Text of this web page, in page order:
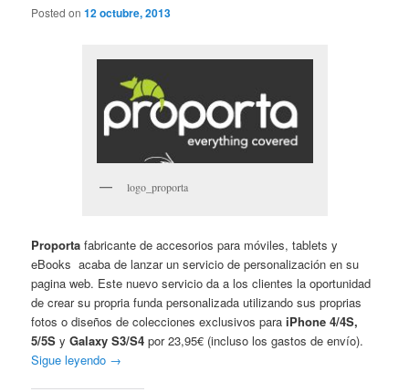
Posted on12 octubre, 2013
logo_proporta
Proporta fabricante de accesorios para móviles, tablets y
eBooks acaba de lanzar un servicio de personalización en su
pagina web. Este nuevo servicio da a los clientes la oportunidad
de crear su propria funda personalizada utilizando sus proprias
fotos o diseños de colecciones exclusivos paraiPhone 4/4S,
5/5S yGalaxy S3/S4 por 23,95€ (incluso los gastos de envío).
Sigue leyendo →